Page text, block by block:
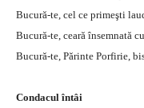
Bucură-te, cel ce primeşti
Bucură-te, ceară însemnată
Bucură-te, Părinte Porfirie,
Condacul întâi